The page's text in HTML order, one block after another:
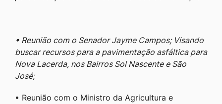
• Reunião com o Senador Jayme Campos; Visando
buscar recursos para a pavimentação asfáltica para
Nova Lacerda, nos Bairros Sol Nascente e São
José;
• Reunião com o Ministro da Agricultura e